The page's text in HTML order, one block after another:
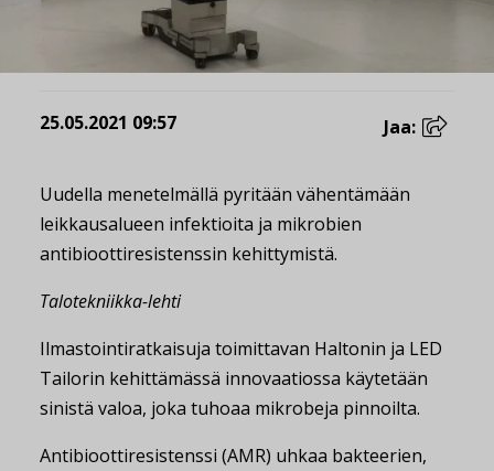
25.05.2021 09:57 Jaa:
Uudella menetelmällä pyritään vähentämään
leikkausalueen infektioita ja mikrobien
antibioottiresistenssin kehittymistä.
Talotekniikka-lehti
Ilmastointiratkaisuja toimittavan Haltonin ja LED
Tailorin kehittämässä innovaatiossa käytetään
sinistä valoa, joka tuhoaa mikrobeja pinnoilta.
Antibioottiresistenssi (AMR) uhkaa bakteerien,